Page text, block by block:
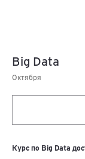
Big Data
Октября
Курс по Big Data